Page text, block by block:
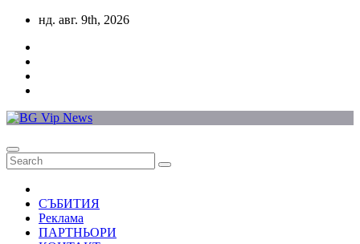
Skip
content
нд. авг. 9th, 2026
СЪБИТИЯ
Реклама
ПАРТНЬОРИ